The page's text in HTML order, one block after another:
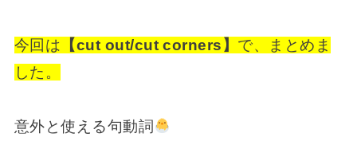
今回は 【cut out/cut corners】 で、まとめま
した。
意外と使える句動詞